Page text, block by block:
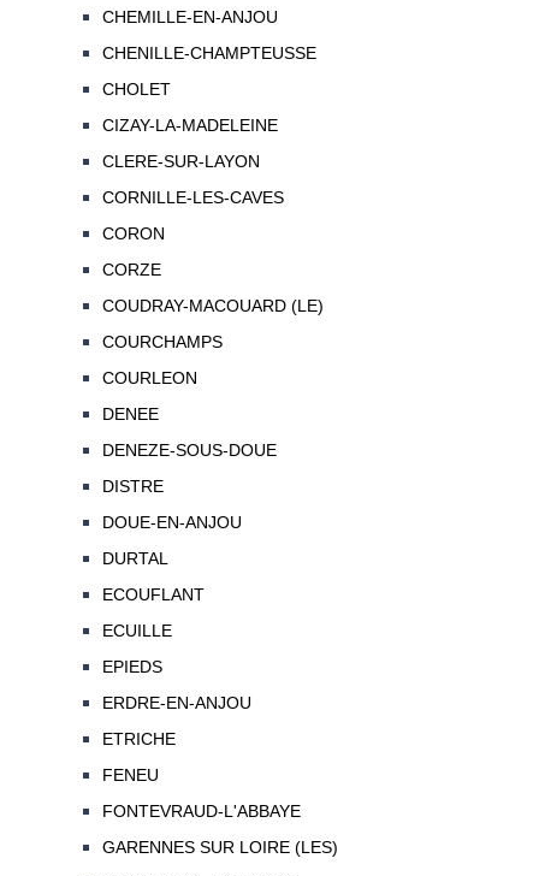
CHEMILLE-EN-ANJOU
CHENILLE-CHAMPTEUSSE
CHOLET
CIZAY-LA-MADELEINE
CLERE-SUR-LAYON
CORNILLE-LES-CAVES
CORON
CORZE
COUDRAY-MACOUARD (LE)
COURCHAMPS
COURLEON
DENEE
DENEZE-SOUS-DOUE
DISTRE
DOUE-EN-ANJOU
DURTAL
ECOUFLANT
ECUILLE
EPIEDS
ERDRE-EN-ANJOU
ETRICHE
FENEU
FONTEVRAUD-L'ABBAYE
GARENNES SUR LOIRE (LES)